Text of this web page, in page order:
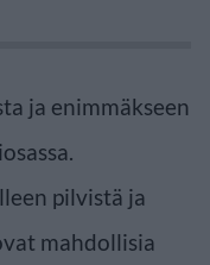
ja enimmäkseen
pilvistä ja
mahdollisia